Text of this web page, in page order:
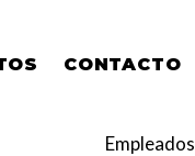
CONTACTO
Empleados